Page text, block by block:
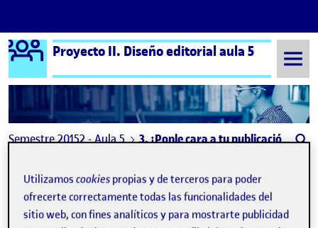
Saltar al contenido
Logo Ágora
Proyecto II. Diseño editorial aula 5
Semestre 20152 - Aula 5 3. ¡Ponle cara a tu publicación, diseña una portada!
3. ¡Ponle cara a tu
publicación, diseña una
Utilizamoscookies propias y de terceros para poder
ofrecerte correctamente todas las funcionalidades del
sitio web, con fines analíticos y para mostrarte publicidad